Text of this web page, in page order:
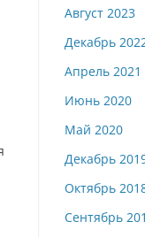
Август 2023
Декабрь
Апрель 2021
Июнь 2020
Май 2020
Декабрь
Октябрь
Сентябрь